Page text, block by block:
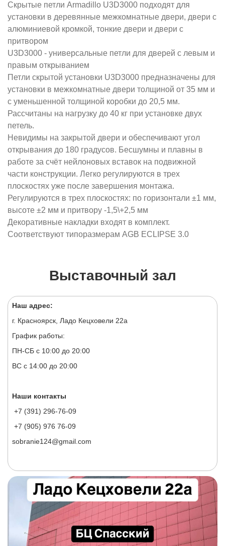
Скрытые петли Armadillo U3D3000 подходят для
установки в деревянные межкомнатные двери, двери с
алюминиевой кромкой, тонкие двери и двери с
притвором
U3D3000 - универсальные петли для дверей с левым и
правым открыванием
Петли скрытой установки U3D3000 предназначены для
установки в межкомнатные двери толщиной от 35 мм и
с уменьшенной толщиной коробки до 20,5 мм.
Рассчитаны на нагрузку до 40 кг при установке двух
петель.
Невидимы на закрытой двери и обеспечивают угол
открывания до 180 градусов. Бесшумны и плавны в
работе за счёт нейлоновых вставок на подвижной
части конструкции. Легко регулируются в трех
плоскостях уже после завершения монтажа.
Регулируются в трех плоскостях: по горизонтали ±1 мм,
высоте ±2 мм и притвору -1,5\+2,5 мм
Декоративные накладки входят в комплект.
Соответствуют типоразмерам AGB ECLIPSE 3.0
Выставочный зал
Наш адрес:
г. Красноярск, Ладо Кецховели 22а
График работы:
ПН-СБ с 10:00 до 20:00
ВС с 14:00 до 20:00
Наши контакты
+7 (391) 296-76-09
+7 (905) 976 76-09
sobranie124@gmail.com